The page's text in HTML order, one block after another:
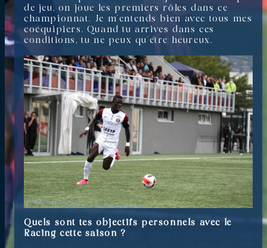
de jeu, on joue les premiers rôles dans ce
championnat. Je m’entends bien avec tous mes
coéquipiers. Quand tu arrives dans ces
conditions, tu ne peux qu’être heureux.
Quels sont tes objectifs personnels avec le
Racing cette saison ?